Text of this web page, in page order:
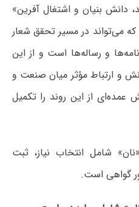
دانش بنیان و اشتغال آفرین»
می‌تواند در مسیر تحقق شعار
نامه‌ها و رساله‌ها است و از این
و ارتباط مؤثر میان صنعت و
عمده‌ای از این روند را تکمیل
شامل انتخاب نیاز، ثبت
گواهی است.